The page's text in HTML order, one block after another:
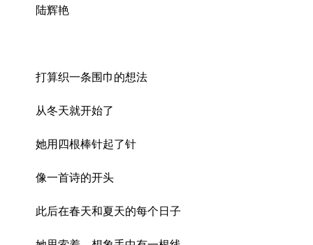
陆辉艳
打算织一条围巾的想法
从冬天就开始了
她用四根棒针起了针
像一首诗的开头
此后在春天和夏天的每个日子